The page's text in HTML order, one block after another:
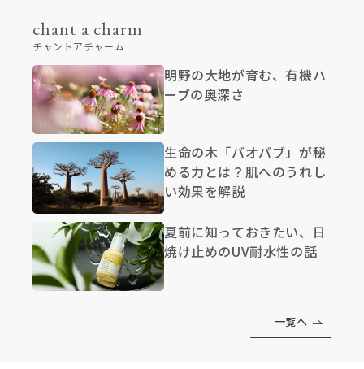
chant a charm
チャントアチャーム
明野の大地が育む、有機ハ
ーブの奥深さ
生命の木「バオバブ」が秘
める力とは？肌へのうれし
い効果を解説
夏前に知っておきたい、日
焼け止めのUV耐水性の話
一覧へ